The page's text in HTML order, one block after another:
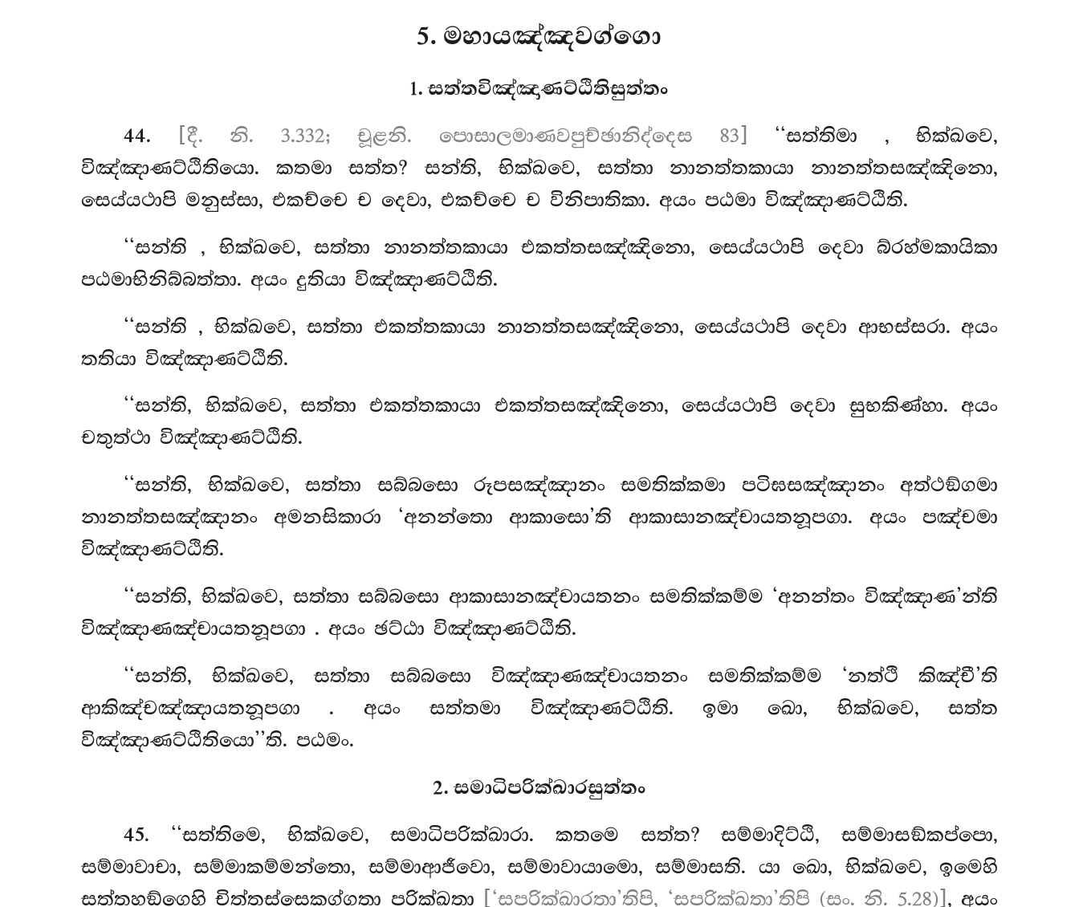
5. මහායඤ්ඤවග්ගො
1. සත්තවිඤ්ඤාණට්ඨිතිසුත්තං
44. [දී. නි. 3.332; චූළනි. පොසාලමාණවපුච්ඡානිද්දෙස 83] ‘‘සත්තිමා , භික්ඛවෙ,
විඤ්ඤාණට්ඨිතියො. කතමා සත්ත? සන්ති, භික්ඛවෙ, සත්තා නානත්තකායා නානත්තසඤ්ඤිනො,
සෙය්යථාපි මනුස්සා, එකච්චෙ ච දෙවා, එකච්චෙ ච විනිපාතිකා. අයං පඨමා විඤ්ඤාණට්ඨිති.
‘‘සන්ති , භික්ඛවෙ, සත්තා නානත්තකායා එකත්තසඤ්ඤිනො, සෙය්යථාපි දෙවා බ්රහ්මකායිකා
පඨමාභිනිබ්බත්තා. අයං දුතියා විඤ්ඤාණට්ඨිති.
‘‘සන්ති , භික්ඛවෙ, සත්තා එකත්තකායා නානත්තසඤ්ඤිනො, සෙය්යථාපි දෙවා ආභස්සරා. අයං
තතියා විඤ්ඤාණට්ඨිති.
‘‘සන්ති, භික්ඛවෙ, සත්තා එකත්තකායා එකත්තසඤ්ඤිනො, සෙය්යථාපි දෙවා සුභකිණ්හා. අයං
චතුත්ථා විඤ්ඤාණට්ඨිති.
‘‘සන්ති, භික්ඛවෙ, සත්තා සබ්බසො රූපසඤ්ඤානං සමතික්කමා පටිඝසඤ්ඤානං අත්ථඞ්ගමා
නානත්තසඤ්ඤානං අමනසිකාරා ‘අනන්තො ආකාසො’ති ආකාසානඤ්චායතනූපගා. අයං පඤ්චමා
විඤ්ඤාණට්ඨිති.
‘‘සන්ති, භික්ඛවෙ, සත්තා සබ්බසො ආකාසානඤ්චායතනං සමතික්කම්ම ‘අනන්තං විඤ්ඤාණ’න්ති
විඤ්ඤාණඤ්චායතනූපගා . අයං ඡට්ඨා විඤ්ඤාණට්ඨිති.
‘‘සන්ති, භික්ඛවෙ, සත්තා සබ්බසො විඤ්ඤාණඤ්චායතනං සමතික්කම්ම ‘නත්ථි කිඤ්චී’ති
ආකිඤ්චඤ්ඤායතනූපගා . අයං සත්තමා විඤ්ඤාණට්ඨිති. ඉමා ඛො, භික්ඛවෙ, සත්ත
විඤ්ඤාණට්ඨිතියො’’ති. පඨමං.
2. සමාධිපරික්ඛාරසුත්තං
45. ‘‘සත්තිමෙ, භික්ඛවෙ, සමාධිපරික්ඛාරා. කතමෙ සත්ත? සම්මාදිට්ඨි, සම්මාසඞ්කප්පො,
සම්මාවාචා, සම්මාකම්මන්තො, සම්මාආජීවො, සම්මාවායාමො, සම්මාසති. යා ඛො, භික්ඛවෙ, ඉමෙහි
සත්තහඞ්ගෙහි චිත්තස්සෙකග්ගතා පරික්ඛතා
[‘සපරික්ඛාරතා’තිපි, ‘සපරික්ඛතා’තිපි (සං. නි. 5.28)] , අයං